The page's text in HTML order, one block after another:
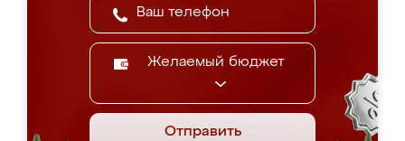
Желаемый бюджет
Отправить